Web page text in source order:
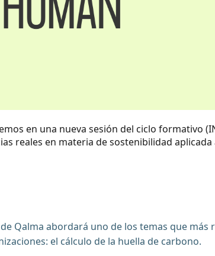
en una nueva sesión del ciclo formativo
reales en materia de sostenibilidad
Qalma abordará uno de los temas que
el cálculo de la huella de carbono.